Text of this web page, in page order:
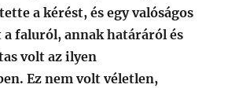
a kérést, és egy valóságos
faluról, annak határáról és
volt az ilyen
Ez nem volt véletlen,